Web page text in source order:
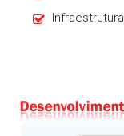
Infraestrutura